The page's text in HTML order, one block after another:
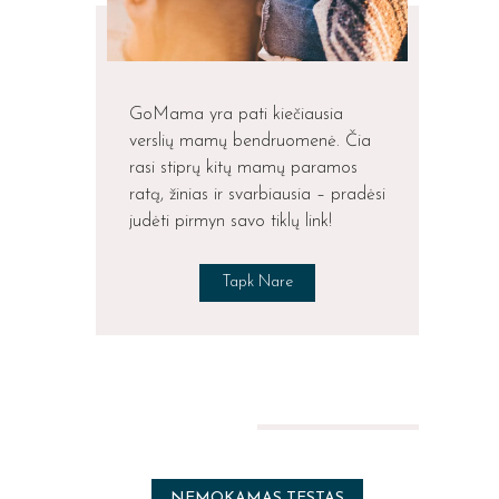
GoMama yra pati kiečiausia
verslių mamų bendruomenė. Čia
rasi stiprų kitų mamų paramos
ratą, žinias ir svarbiausia – pradėsi
judėti pirmyn savo tiklų link!
Tapk Nare